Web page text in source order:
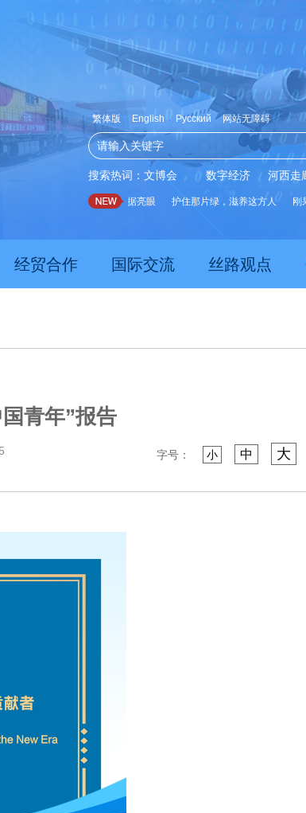
繁体版 English Русский 网站无障碍
搜索热词： 文博会 数字经济 河西走
上半年新质生产力发展数据亮眼 护住那片绿，滋养这方人 刚果
经贸合作 国际交流 丝路观点
青年”报告
字号： 小 中 大